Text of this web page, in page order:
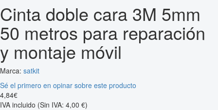
Cinta doble cara 3M 5mm
50 metros para reparación
y montaje móvil
Marca: satkit
Sé el primero en opinar sobre este producto
4,84€
IVA incluido (Sin IVA: 4,00 €)